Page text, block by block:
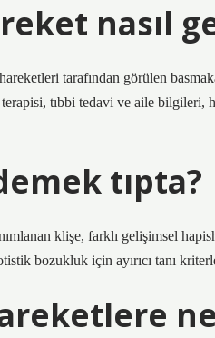
nasıl
tarafından görülen
terapisi, tıbbi tedavi ve aile
tıpta?
klişe, farklı gelişimsel
bozukluk için ayırıcı tanı